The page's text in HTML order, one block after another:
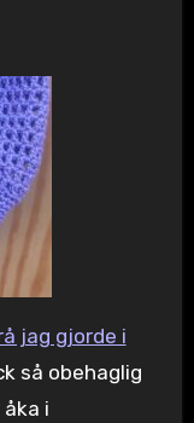
jag gjorde i
så obehaglig
i